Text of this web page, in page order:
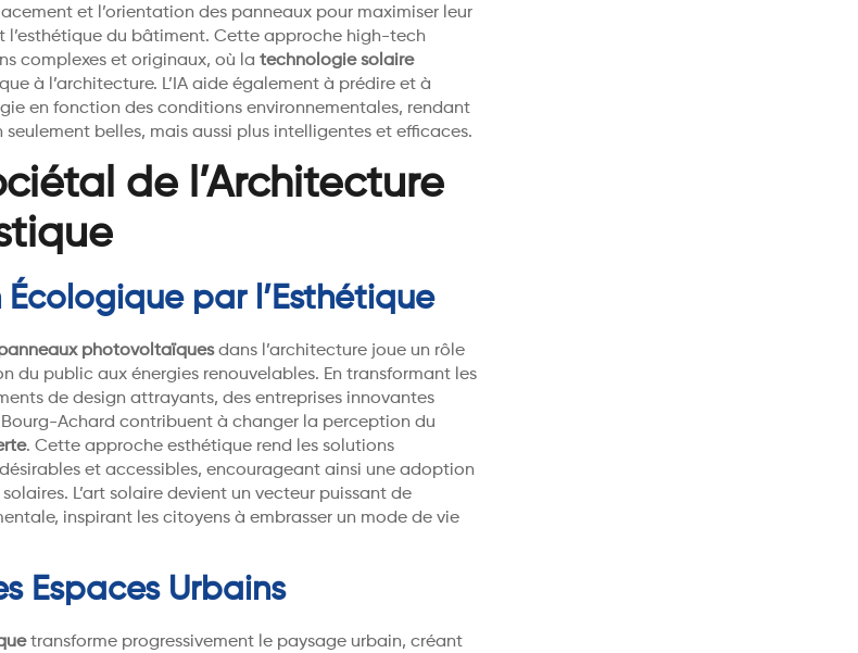
et l’orientation des panneaux pour maximiser leur
l’esthétique du bâtiment. Cette approche high-tech
complexes et originaux, où la technologie solaire
à l’architecture. L’IA aide également à prédire et à
en fonction des conditions environnementales, rendant
belles, mais aussi plus intelligentes et efficaces.
de l’Architecture
par l’Esthétique
photovoltaïquesdans l’architecture joue un rôle
du public aux énergies renouvelables. En transformant les
de design attrayants, des entreprises innovantes
Bourg-Achard contribuent à changer la perception du
. Cette approche esthétique rend les solutions
et accessibles, encourageant ainsi une adoption
L’art solaire devient un vecteur puissant de
inspirant les citoyens à embrasser un mode de vie
Espaces Urbains
transforme progressivement le paysage urbain, créant